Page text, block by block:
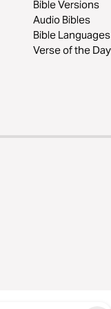
Bible Versions
Audio Bibles
Bible Languages
Verse of the Day